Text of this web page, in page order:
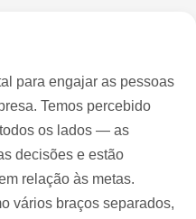
para engajar as pessoas
Temos percebido
os lados — as
decisões e estão
relação às metas.
vários braços separados,